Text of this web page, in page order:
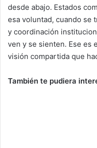
desde abajo. Estados
esa voluntad, cuando se
y coordinación
ven y se sienten. Ese es
visión compartida que
También te pudiera